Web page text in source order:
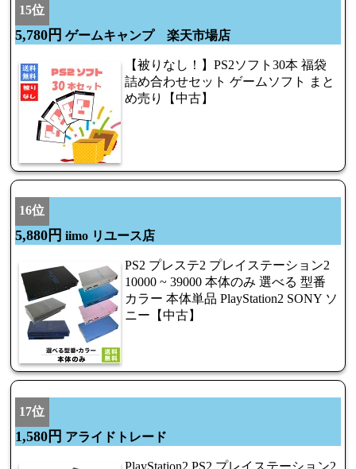
15位
5,780円 ゲームキャンプ 楽天市場店
【被りなし！】PS2ソフト30本 福袋
詰め合わせセット ゲームソフト まと
め売り【中古】
16位
5,880円 iimo リユース店
PS2 プレステ2 プレイステーション2
10000 ~ 39000 本体のみ 選べる 型番
カラー 本体単品 PlayStation2 SONY ソ
ニー【中古】
17位
1,580円 アライドトレード